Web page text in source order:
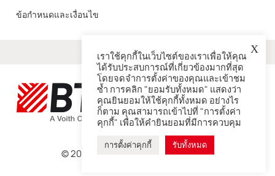
ข้อกำหนดและเงื่อนไข
มากกว่า
© 2026 – BTG เป็นบริษัทในเครือ Voith
X
เราใช้คุกกี้ในเว็บไซต์ของเราเพื่อให้คุณ
ได้รับประสบการณ์ที่เกี่ยวข้องมากที่สุด
โดยจดจำการตั้งค่าของคุณและเข้าชม
ซ้ำ การคลิก "ยอมรับทั้งหมด" แสดงว่า
คุณยินยอมให้ใช้คุกกี้ทั้งหมด อย่างไร
ก็ตาม คุณสามารถเข้าไปที่ "การตั้งค่า
คุกกี้" เพื่อให้คำยินยอมที่มีการควบคุม
การตั้งค่าคุกกี้ รับทั้งหมด